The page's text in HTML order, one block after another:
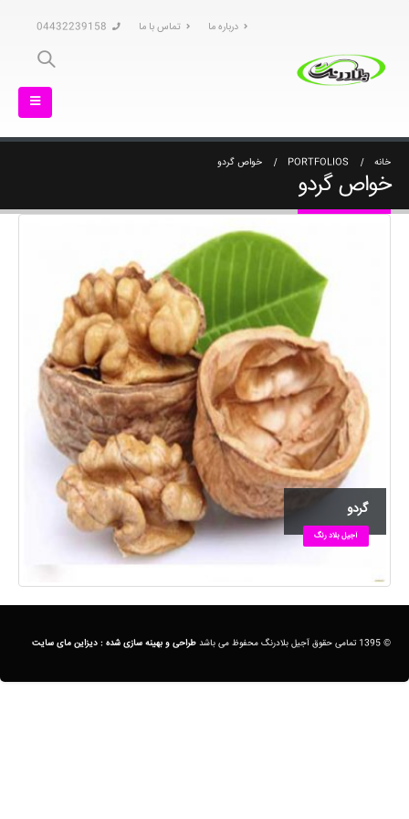
درباره ما تماس با ما 04432239158
خانه PORTFOLIOS خواص گردو
خواص گردو
گردو
آجیل بلاد رنگ
© 1395 تمامی حقوق آجیل بلادرنگ محفوظ می باشد طراحی و بهینه سازی شده : دیزاین مای سایت